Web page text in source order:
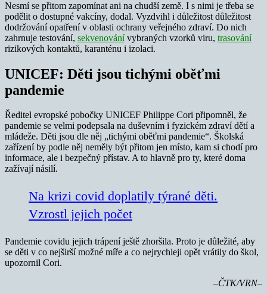
Nesmí se přitom zapomínat ani na chudší země. I s nimi je třeba se
podělit o dostupné vakcíny, dodal. Vyzdvihl i důležitost důležitost
dodržování opatření v oblasti ochrany veřejného zdraví. Do nich
zahrnuje testování, sekvenovánívybraných vzorků viru, trasování
rizikových kontaktů, karanténu i izolaci.
UNICEF: Děti jsou tichými oběťmi
pandemie
Ředitel evropské pobočky UNICEF Philippe Cori připomněl, že
pandemie se velmi podepsala na duševním i fyzickém zdraví dětí a
mládeže. Děti jsou dle něj „tichými oběťmi pandemie“. Školská
zařízení by podle něj neměly být přitom jen místo, kam si chodí pro
informace, ale i bezpečný přístav. A to hlavně pro ty, které doma
zažívají násilí.
Na krizi covid doplatily týrané děti.
Vzrostl jejich počet
Pandemie covidu jejich trápení ještě zhoršila. Proto je důležité, aby
se děti v co nejširší možné míře a co nejrychleji opět vrátily do škol,
upozornil Cori.
–ČTK/VRN–